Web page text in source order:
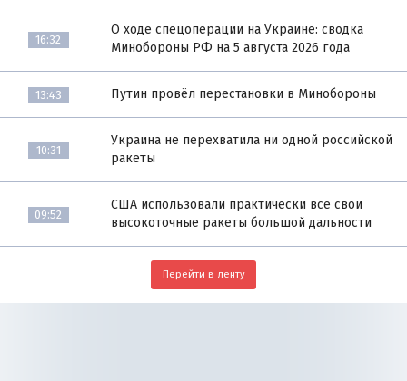
16:32
О ходе спецоперации на Украине: сводка
Минобороны РФ на 5 августа 2026 года
13:43 Путин провёл перестановки в Минобороны
10:31
Украина не перехватила ни одной российской
ракеты
09:52
США использовали практически все свои
высокоточные ракеты большой дальности
Перейти в ленту